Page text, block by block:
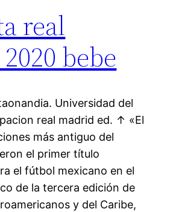
real
bebe
Universidad del
real madrid ed. ↑ «El
más antiguo del
el primer título
el fútbol mexicano en el
de la tercera edición de
y del Caribe,